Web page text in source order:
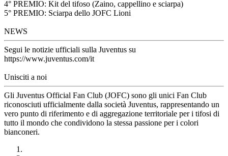
4° PREMIO: Kit del tifoso (Zaino, cappellino e sciarpa)
5° PREMIO: Sciarpa dello JOFC Lioni
NEWS
Segui le notizie ufficiali sulla Juventus su
https://www.juventus.com/it
Unisciti a noi
Gli Juventus Official Fan Club (JOFC) sono gli unici Fan Club
riconosciuti ufficialmente dalla società Juventus, rappresentando un
vero punto di riferimento e di aggregazione territoriale per i tifosi di
tutto il mondo che condividono la stessa passione per i colori
bianconeri.